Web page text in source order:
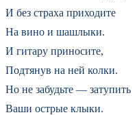
И без страха приходите
На вино и шашлыки.
И гитару приносите,
Подтянув на ней колки.
Но не забудьте — затупить
Ваши острые клыки.